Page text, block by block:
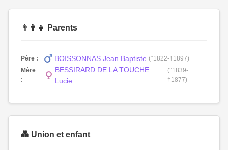
👨‍👩‍👧 Parents
Père : BOISSONNAS Jean Baptiste (°1822-†1897)
Mère
:
BESSIRARD DE LA TOUCHE
Lucie
(°1839-
†1877)
💑 Union et enfant